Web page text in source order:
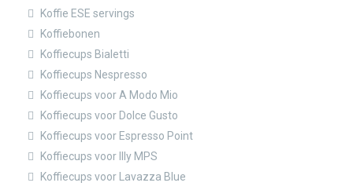
Koffie ESE servings
Koffiebonen
Koffiecups Bialetti
Koffiecups Nespresso
Koffiecups voor A Modo Mio
Koffiecups voor Dolce Gusto
Koffiecups voor Espresso Point
Koffiecups voor Illy MPS
Koffiecups voor Lavazza Blue